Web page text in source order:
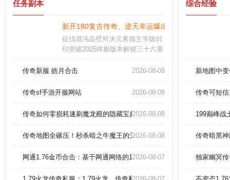
任务副本
新开180复古传奇、逆天幸运爆出神武雷霆战戒！
征伐混沌晶壁对决元素领主等级封
印突破2025终极版本解锁三十六重
遗宝历史版本紫装可淬炼为永恒之
传奇新服 皓月合击 2026-08-08
传奇sf手游开服网站 2026-08-08
传奇如何零损耗速刷魔龙殿的隐藏宝典？2026-08-08
传奇地图全碾压！秒杀暗之牛魔王的无敌策略！
2026-08-08
网通1.76金币合击：基于网通网络的1.76版本金币合击传奇私服，畅快
2026-08-07
综合经验
新地图中
传奇可短
199巅峰战
传奇暗黑
独家幽冥